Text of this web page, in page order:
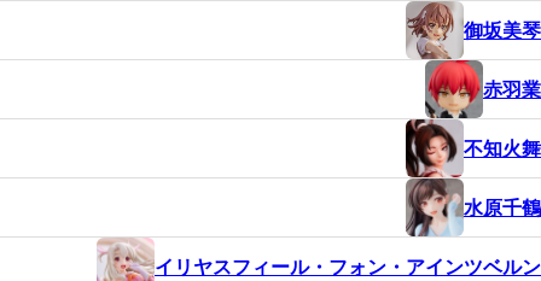
御坂美琴
赤羽業
不知火舞
水原千鶴
イリヤスフィール・フォン・アインツベルン